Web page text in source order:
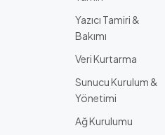
Yazıcı Tamiri &
Bakımı
Veri Kurtarma
Sunucu Kurulum &
Yönetimi
Ağ Kurulumu